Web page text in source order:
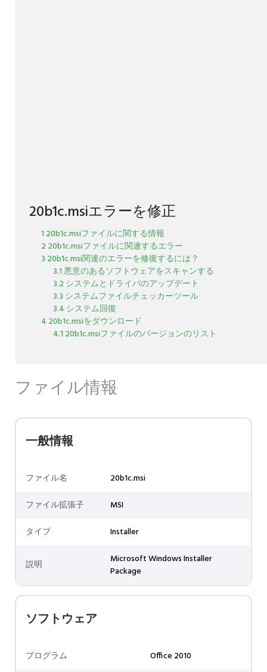
20b1c.msiエラーを修正
1 20b1c.msiファイルに関する情報
2 20b1c.msiファイルに関連するエラー
3 20b1c.msi関連のエラーを修復するには？
3.1 悪意のあるソフトウェアをスキャンする
3.2 システムとドライバのアップデート
3.3 システムファイルチェッカーツール
3.4 システム回復
4 20b1c.msiをダウンロード
4.1 20b1c.msiファイルのバージョンのリスト
ファイル情報
一般情報
ファイル名
20b1c.msi
ファイル拡張子
MSI
タイプ
Installer
説明
Microsoft Windows Installer
Package
ソフトウェア
プログラム Office 2010